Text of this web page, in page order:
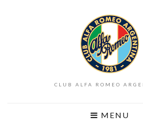
CLUB ALFA ROMEO
MENU